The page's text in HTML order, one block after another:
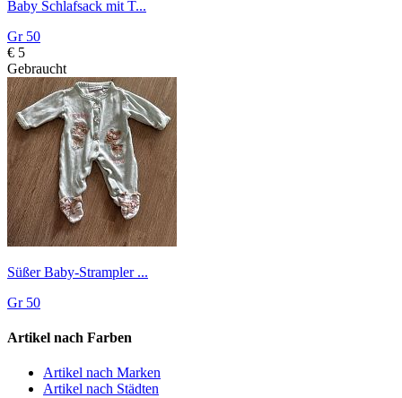
Baby Schlafsack mit T...
Gr 50
€ 5
Gebraucht
Süßer Baby-Strampler ...
Gr 50
Artikel nach Farben
Artikel nach Marken
Artikel nach Städten